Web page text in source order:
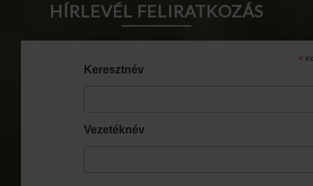
HÍRLEVÉL FELIRATKOZÁS
*
Keresztnév
Vezetéknév